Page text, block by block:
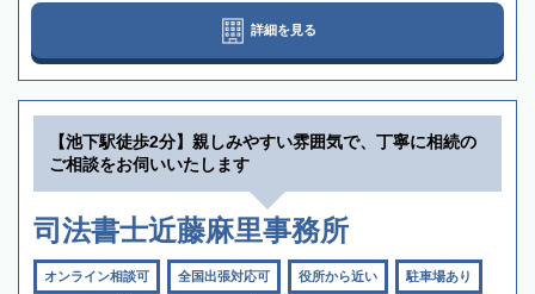
詳細を見る
【池下駅徒歩2分】親しみやすい雰囲気で、丁寧に相続の
ご相談をお伺いいたします
司法書士近藤麻里事務所
オンライン相談可 全国出張対応可 役所から近い 駐車場あり